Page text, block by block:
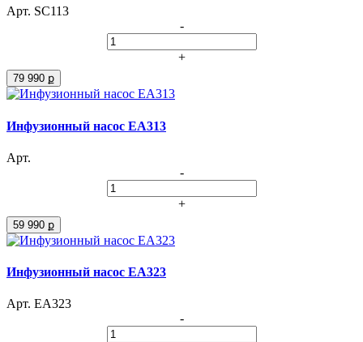
Арт. SC113
-
+
79 990 ք
Инфузионный насос ЕА313
Арт.
-
+
59 990 ք
Инфузионный насос ЕА323
Арт. ЕА323
-